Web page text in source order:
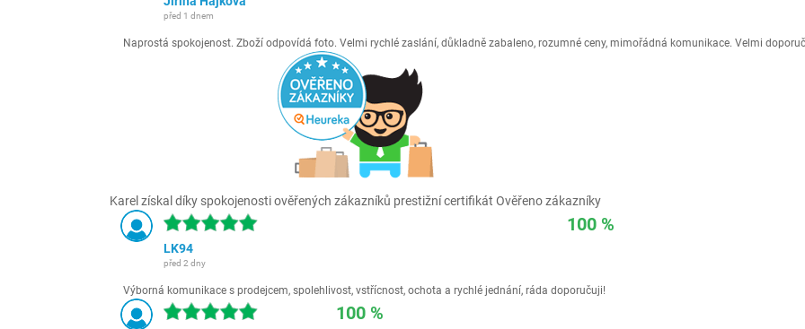
před 1 dnem
Naprostá spokojenost. Zboží odpovídá foto. Velmi rychlé zaslání, důkladně zabaleno, rozumné ceny, mimořádná komunikace. Velmi
Karel získal díky spokojenosti ověřených zákazníků prestižní certifikát Ověřeno zákazníky
100 %
LK94
před 2 dny
Výborná komunikace s prodejcem, spolehlivost, vstřícnost, ochota a rychlé jednání, ráda doporučuji!
100 %